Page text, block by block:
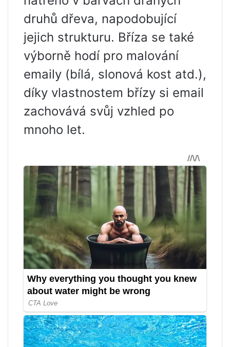
druhů dřeva, napodobující
jejich strukturu. Bříza se také
výborně hodí pro malování
emaily (bílá, slonová kost atd.),
díky vlastnostem břízy si email
zachovává svůj vzhled po
mnoho let.